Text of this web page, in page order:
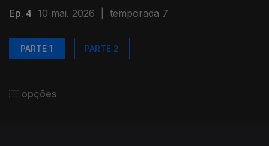
Ep. 4 10 mai. 2026 temporada 7
PARTE 1 PARTE 2
opções